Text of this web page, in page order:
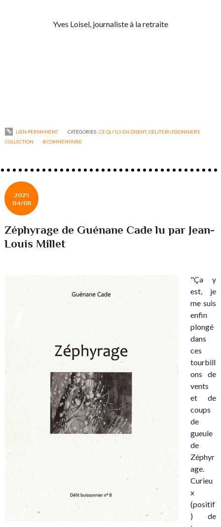
Yves Loisel, journaliste à la retraite
LIEN PERMANENT CATÉGORIES :CE QU'ILS EN DISENT, DÉLITS BUISSONNIERS
COLLECTION
0COMMENTAIRE
2025
04/08
Zéphyrage de Guénane Cade lu par Jean-
Louis Millet
"Ça y
est, je
me suis
enfin
plongé
dans
ces
tourbill
ons de
vents
et de
coups
de
gueule
de
Zéphyr
age.
Curieu
x
(positif
) de